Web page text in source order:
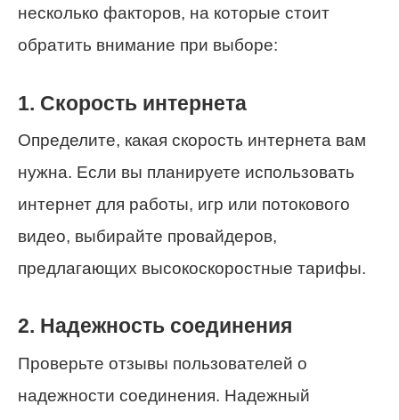
несколько факторов, на которые стоит
обратить внимание при выборе:
1. Скорость интернета
Определите, какая скорость интернета вам
нужна. Если вы планируете использовать
интернет для работы, игр или потокового
видео, выбирайте провайдеров,
предлагающих высокоскоростные тарифы.
2. Надежность соединения
Проверьте отзывы пользователей о
надежности соединения. Надежный